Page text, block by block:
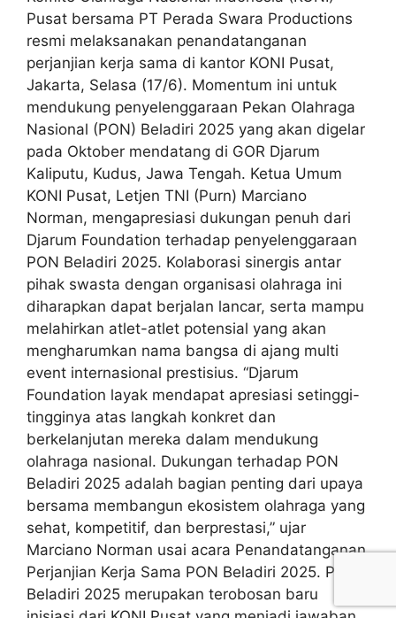
Pusat bersama PT Perada Swara Productions
resmi melaksanakan penandatanganan
perjanjian kerja sama di kantor KONI Pusat,
Jakarta, Selasa (17/6). Momentum ini untuk
mendukung penyelenggaraan Pekan Olahraga
Nasional (PON) Beladiri 2025 yang akan digelar
pada Oktober mendatang di GOR Djarum
Kaliputu, Kudus, Jawa Tengah. Ketua Umum
KONI Pusat, Letjen TNI (Purn) Marciano
Norman, mengapresiasi dukungan penuh dari
Djarum Foundation terhadap penyelenggaraan
PON Beladiri 2025. Kolaborasi sinergis antar
pihak swasta dengan organisasi olahraga ini
diharapkan dapat berjalan lancar, serta mampu
melahirkan atlet-atlet potensial yang akan
mengharumkan nama bangsa di ajang multi
event internasional prestisius. “Djarum
Foundation layak mendapat apresiasi setinggi-
tingginya atas langkah konkret dan
berkelanjutan mereka dalam mendukung
olahraga nasional. Dukungan terhadap PON
Beladiri 2025 adalah bagian penting dari upaya
bersama membangun ekosistem olahraga yang
sehat, kompetitif, dan berprestasi,” ujar
Marciano Norman usai acara Penandatanganan
Perjanjian Kerja Sama PON Beladiri 2025. PON
Beladiri 2025 merupakan terobosan baru